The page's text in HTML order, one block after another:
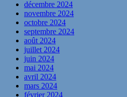
décembre 2024
novembre 2024
octobre 2024
septembre 2024
août 2024
juillet 2024
juin 2024
mai 2024
avril 2024
mars 2024
février 2024